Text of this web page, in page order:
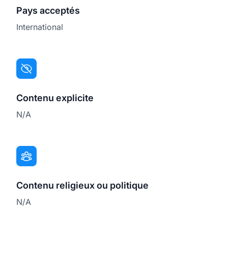
Pays acceptés
International
Contenu explicite
N/A
Contenu religieux ou politique
N/A